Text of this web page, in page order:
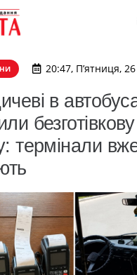
20:47, П’ятниця,
в
термінали